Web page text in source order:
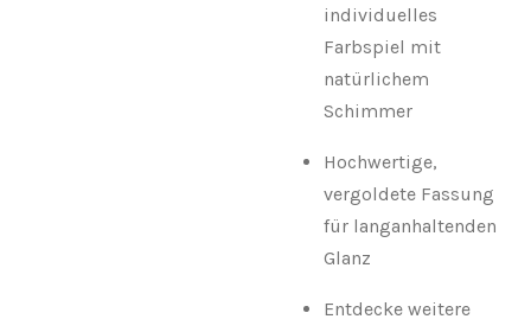
individuelles
Farbspiel mit
natürlichem
Schimmer
Hochwertige,
vergoldete Fassung
für langanhaltenden
Glanz
Entdecke weitere